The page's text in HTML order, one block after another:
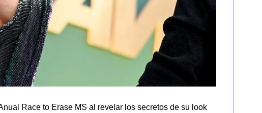
Race to Erase MS al revelar los secretos de su look